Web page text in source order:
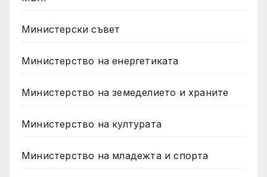
Министерски съвет
Министерство на енергетиката
Министерство на земеделието и храните
Министерство на културата
Министерство на младежта и спорта